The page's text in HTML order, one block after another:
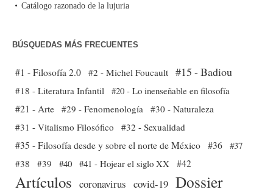
Catálogo razonado de la lujuria
BÚSQUEDAS MÁS FRECUENTES
#1 - Filosofía 2.0 #2 - Michel Foucault #15 - Badiou
#18 - Literatura Infantil #20 - Lo inenseñable en filosofía
#21 - Arte #29 - Fenomenología
#30 - Naturaleza
#31 - Vitalismo Filosófico
#32 - Sexualidad
#35 - Filosofía desde y sobre el norte de México #36 #37
#38
#39 #40 #41 - Hojear el siglo XX #42
Artículos coronavirus covid-19 Dossier